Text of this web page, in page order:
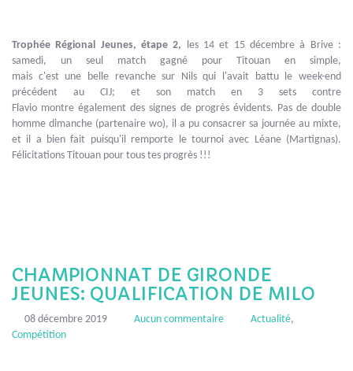
Trophée Régional Jeunes, étape 2, les 14 et 15 décembre à Brive :
samedi, un seul match gagné pour Titouan en simple,
mais c'est une belle revanche sur Nils qui l'avait battu le week-end
précédent au CIJ; et son match en 3 sets contre
Flavio montre également des signes de progrès évidents. Pas de double
homme dimanche (partenaire wo), il a pu consacrer sa journée au mixte,
et il a bien fait puisqu'il remporte le tournoi avec Léane (Martignas).
Félicitations Titouan pour tous tes progrès !!!
CHAMPIONNAT DE GIRONDE
JEUNES: QUALIFICATION DE MILO
08 décembre 2019 Aucun commentaire Actualité,
Compétition